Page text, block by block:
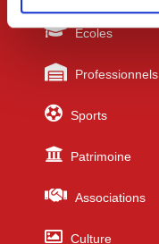
Écoles
Professionnels
Sports
Patrimoine
Associations
Culture